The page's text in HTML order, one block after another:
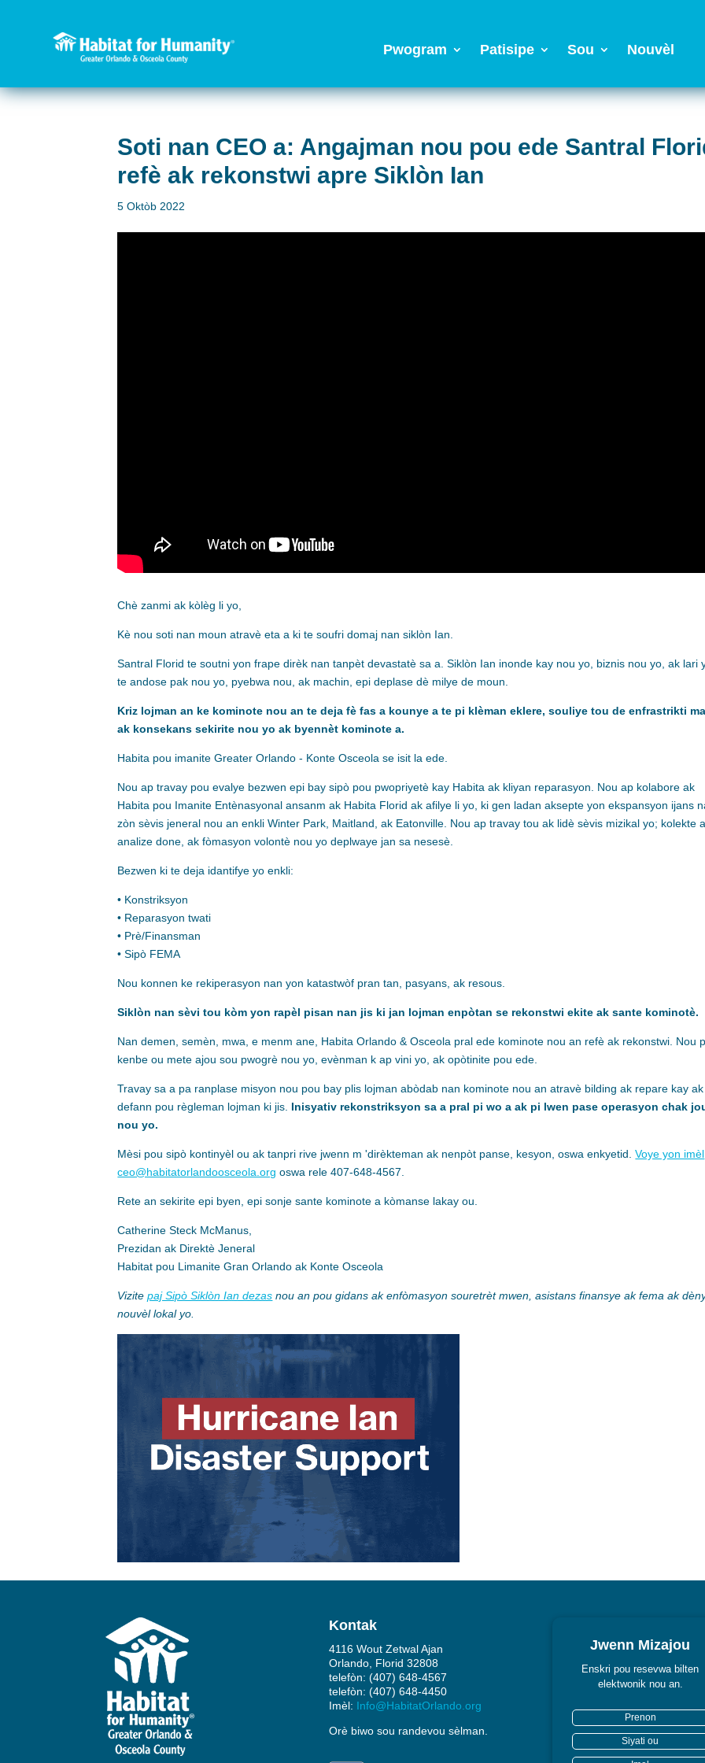
Pwogram Patisipe Sou Nouvèl
Soti nan CEO a: Angajman nou pou ede Santral
refè ak rekonstwi apre Siklòn Ian
5 Oktòb 2022
Chè zanmi ak kòlèg li yo,
Kè nou soti nan moun atravè eta a ki te soufri domaj nan siklòn Ian.
Santral Florid te soutni yon frape dirèk nan tanpèt devastatè sa a. Siklòn Ian inonde kay nou yo, biznis nou yo, ak lari
te andose pak nou yo, pyebwa nou, ak machin, epi deplase dè milye de moun.
Kriz lojman an ke kominote nou an te deja fè fas a kounye a te pi klèman eklere, souliye tou de enfrastrikti
ak konsekans sekirite nou yo ak byennèt kominote a.
Habita pou imanite Greater Orlando - Konte Osceola se isit la ede.
Nou ap travay pou evalye bezwen epi bay sipò pou pwopriyetè kay Habita ak kliyan reparasyon. Nou ap kolabore ak
Habita pou Imanite Entènasyonal ansanm ak Habita Florid ak afilye li yo, ki gen ladan aksepte yon ekspansyon ijans
zòn sèvis jeneral nou an enkli Winter Park, Maitland, ak Eatonville. Nou ap travay tou ak lidè sèvis mizikal yo; kolekte
analize done, ak fòmasyon volontè nou yo deplwaye jan sa nesesè.
Bezwen ki te deja idantifye yo enkli:
• Konstriksyon
• Reparasyon twati
• Prè/Finansman
• Sipò FEMA
Nou konnen ke rekiperasyon nan yon katastwòf pran tan, pasyans, ak resous.
Siklòn nan sèvi tou kòm yon rapèl pisan nan jis ki jan lojman enpòtan se rekonstwi ekite ak sante kominotè.
Nan demen, semèn, mwa, e menm ane, Habita Orlando & Osceola pral ede kominote nou an refè ak rekonstwi. Nou
kenbe ou mete ajou sou pwogrè nou yo, evènman k ap vini yo, ak opòtinite pou ede.
Travay sa a pa ranplase misyon nou pou bay plis lojman abòdab nan kominote nou an atravè bilding ak repare kay ak
defann pou règleman lojman ki jis. Inisyativ rekonstriksyon sa a pral pi wo a ak pi lwen pase operasyon chak
nou yo.
Mèsi pou sipò kontinyèl ou ak tanpri rive jwenn m 'dirèkteman ak nenpòt panse, kesyon, oswa enkyetid.Voye yon imèl
ceo@habitatorlandoosceola.org oswa rele 407-648-4567.
Rete an sekirite epi byen, epi sonje sante kominote a kòmanse lakay ou.
Catherine Steck McManus,
Prezidan ak Direktè Jeneral
Habitat pou Limanite Gran Orlando ak Konte Osceola
Vizitepaj Sipò Siklòn Ian dezas nou an pou gidans ak enfòmasyon souretrèt mwen, asistans finansye ak fema ak
nouvèl lokal yo.
Kontak
4116 Wout Zetwal Ajan
Orlando, Florid 32808
telefòn: (407) 648-4567
telefòn: (407) 648-4450
Imèl: Info@HabitatOrlando.org
Orè biwo sou randevou sèlman.
Jwenn Mizajou
Enskri pou resevwa bilten
elektwonik nou an.